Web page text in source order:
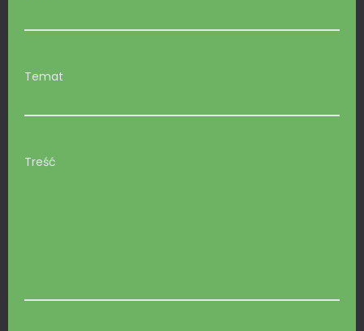
Temat
Treść